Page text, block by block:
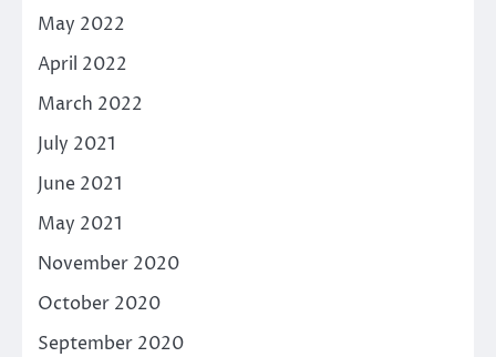
May 2022
April 2022
March 2022
July 2021
June 2021
May 2021
November 2020
October 2020
September 2020